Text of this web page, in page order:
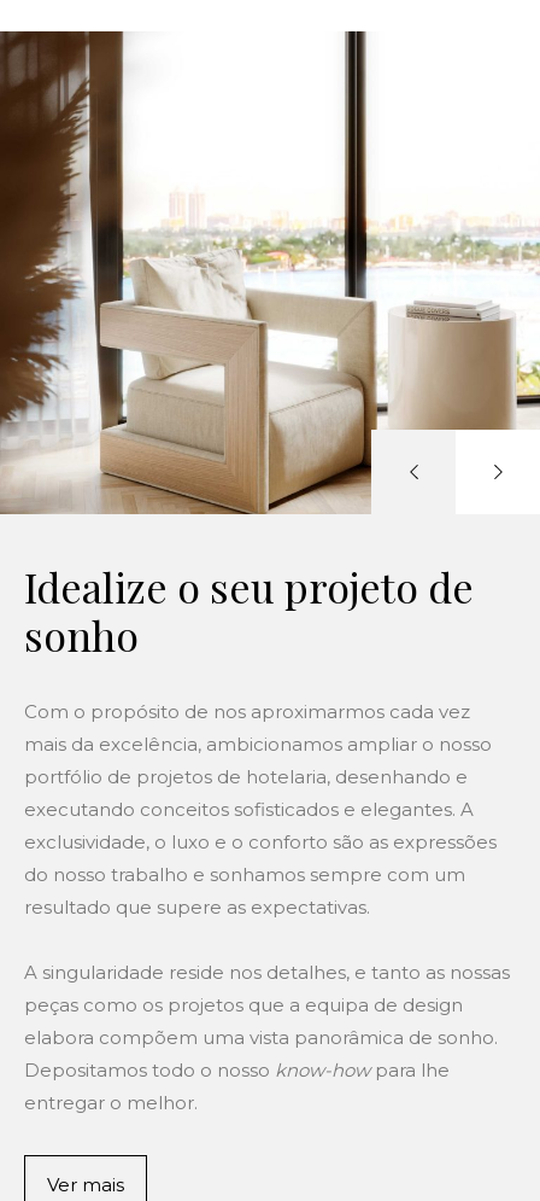
Idealize o seu projeto de
sonho
Com o propósito de nos aproximarmos cada vez
mais da excelência, ambicionamos ampliar o nosso
portfólio de projetos de hotelaria, desenhando e
executando conceitos sofisticados e elegantes. A
exclusividade, o luxo e o conforto são as expressões
do nosso trabalho e sonhamos sempre com um
resultado que supere as expectativas.
A singularidade reside nos detalhes, e tanto as nossas
peças como os projetos que a equipa de design
elabora compõem uma vista panorâmica de sonho.
Depositamos todo o nosso know-howpara lhe
entregar o melhor.
Ver mais